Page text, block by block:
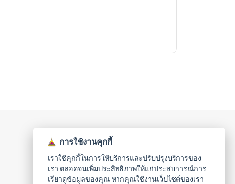
การใช้งานคุกกี้
เราใช้คุกกี้ในการให้บริการและปรับปรุงบริการของ
เรา ตลอดจนเพิ่มประสิทธิภาพให้แก่ประสบการณ์การ
เรียกดูข้อมูลของคุณ หากคุณใช้งานเว็ปไซต์ของเรา